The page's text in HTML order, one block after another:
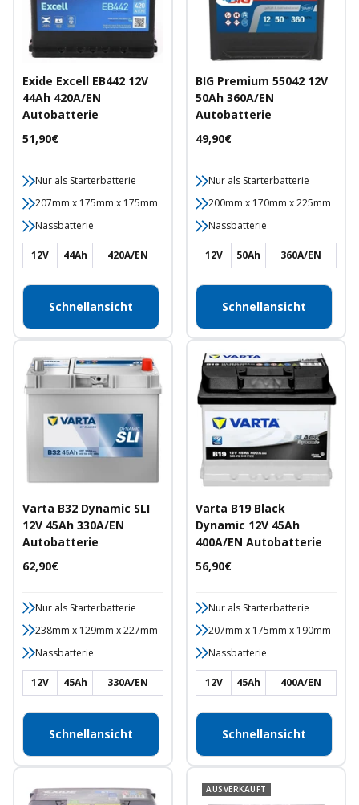
Exide Excell EB442 12V
44Ah 420A/EN
Autobatterie
Angebotspreis
51,90€
Nur als Starterbatterie
207mm x 175mm x 175mm
Nassbatterie
12V 44Ah 420A/EN
Schnellansicht
BIG Premium 55042 12V
50Ah 360A/EN
Autobatterie
Angebotspreis
49,90€
Nur als Starterbatterie
200mm x 170mm x 225mm
Nassbatterie
12V 50Ah 360A/EN
Schnellansicht
Varta B32 Dynamic SLI
12V 45Ah 330A/EN
Autobatterie
Angebotspreis
62,90€
Nur als Starterbatterie
238mm x 129mm x 227mm
Nassbatterie
12V 45Ah 330A/EN
Schnellansicht
Varta B19 Black
Dynamic 12V 45Ah
400A/EN Autobatterie
Angebotspreis
56,90€
Nur als Starterbatterie
207mm x 175mm x 190mm
Nassbatterie
12V 45Ah 400A/EN
Schnellansicht
AUSVERKAUFT